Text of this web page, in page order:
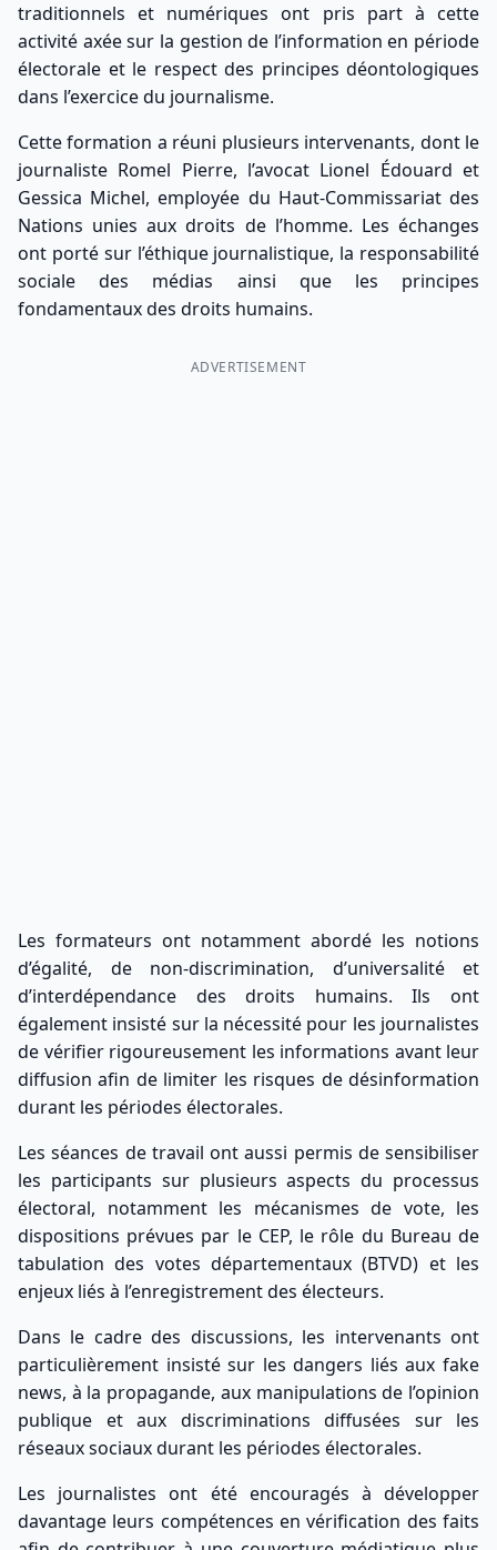
traditionnels et numériques ont pris part à cette
activité axée sur la gestion de l’information en période
électorale et le respect des principes déontologiques
dans l’exercice du journalisme.
Cette formation a réuni plusieurs intervenants, dont le
journaliste Romel Pierre, l’avocat Lionel Édouard et
Gessica Michel, employée du Haut-Commissariat des
Nations unies aux droits de l’homme. Les échanges
ont porté sur l’éthique journalistique, la responsabilité
sociale des médias ainsi que les principes
fondamentaux des droits humains.
ADVERTISEMENT
Les formateurs ont notamment abordé les notions
d’égalité, de non-discrimination, d’universalité et
d’interdépendance des droits humains. Ils ont
également insisté sur la nécessité pour les journalistes
de vérifier rigoureusement les informations avant leur
diffusion afin de limiter les risques de désinformation
durant les périodes électorales.
Les séances de travail ont aussi permis de sensibiliser
les participants sur plusieurs aspects du processus
électoral, notamment les mécanismes de vote, les
dispositions prévues par le CEP, le rôle du Bureau de
tabulation des votes départementaux (BTVD) et les
enjeux liés à l’enregistrement des électeurs.
Dans le cadre des discussions, les intervenants ont
particulièrement insisté sur les dangers liés aux fake
news, à la propagande, aux manipulations de l’opinion
publique et aux discriminations diffusées sur les
réseaux sociaux durant les périodes électorales.
Les journalistes ont été encouragés à développer
davantage leurs compétences en vérification des faits